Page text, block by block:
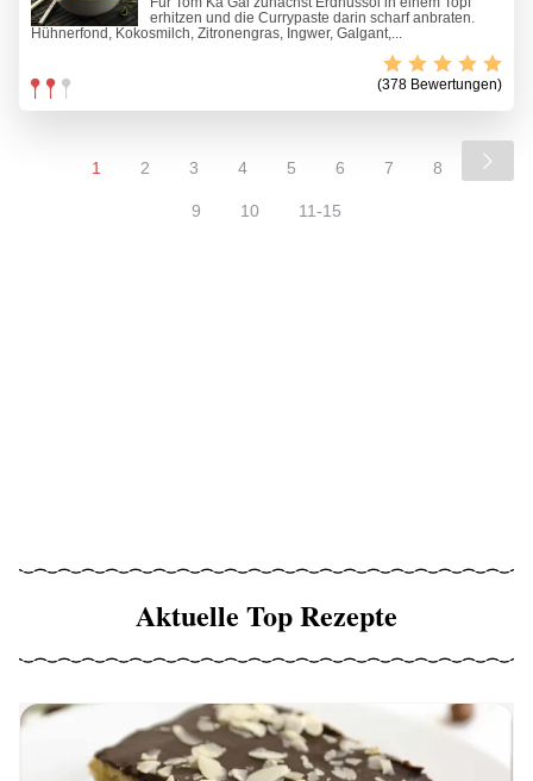
erhitzen und die Currypaste darin scharf anbraten.
Hühnerfond, Kokosmilch, Zitronengras, Ingwer, Galgant,...
(378 Bewertungen)
1 2 3 4 5 6 7 8
9 10 11-15
Aktuelle Top Rezepte